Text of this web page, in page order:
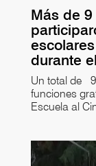
Más de
durante
Un total de
funciones
Escuela al